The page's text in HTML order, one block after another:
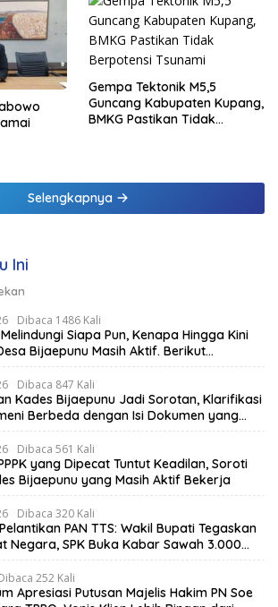
Gempa Tektonik M5,5
Guncang Kabupaten Kupang,
BMKG Pastikan Tidak
Selengkapnya
Ini
Dibaca 1486 Kali
Siapa Pun, Kenapa Hingga Kini
Bijaepunu Masih Aktif. Berikut
Komisi I DPRD TTS.
Dibaca 847 Kali
Kades Bijaepunu Jadi Sorotan, Klarifikasi
Berbeda dengan Isi Dokumen yang
Dibaca 561 Kali
yang Dipecat Tuntut Keadilan, Soroti
Bijaepunu yang Masih Aktif Bekerja
Dibaca 320 Kali
PAN TTS: Wakil Bupati Tegaskan
Negara, SPK Buka Kabar Sawah 3.000
Politik Uang
252 Kali
Apresiasi Putusan Majelis Hakim PN Soe